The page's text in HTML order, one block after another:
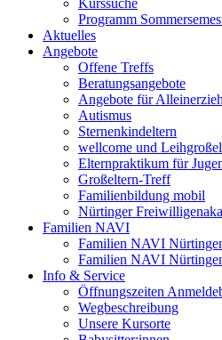
Kurssuche
Programm
Aktuelles
Angebote
Offene Treffs
Beratungsangebote
Angebote für
Autismus
Sternenkindeltern
wellcome und
Elternpraktikum für
Großeltern-Treff
Familienbildung mobil
Nürtinger
Familien NAVI
Familien NAVI
Familien NAVI
Info & Service
Öffnungszeiten
Wegbeschreibung
Unsere Kursorte